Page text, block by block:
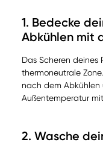
1. Bedecke
Abkühlen mit
Das Scheren deines
thermoneutrale
nach dem
Außentemperatur
2. Wasche